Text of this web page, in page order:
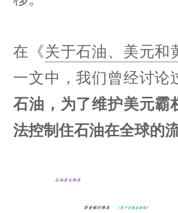
在《关于石油、美元和
一文中，我们曾经讨论
石油，为了维护美元霸
法控制住石油在全球的流